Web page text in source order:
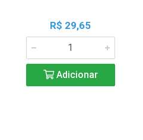
R$ 29,65
Adicionar